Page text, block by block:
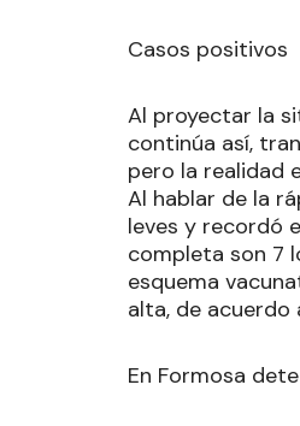
Casos positivos
Al proyectar la
continúa así,
pero la realidad
Al hablar de la
leves y recordó
completa son 7
esquema
alta, de acuerdo
En Formosa